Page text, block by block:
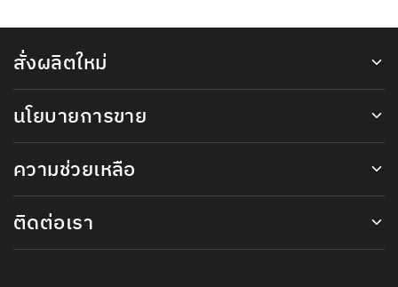
สั่งผลิตใหม่
นโยบายการขาย
ความช่วยเหลือ
ติดต่อเรา